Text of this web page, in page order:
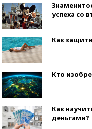
успеха со
Как
Кто
Как
деньгами?